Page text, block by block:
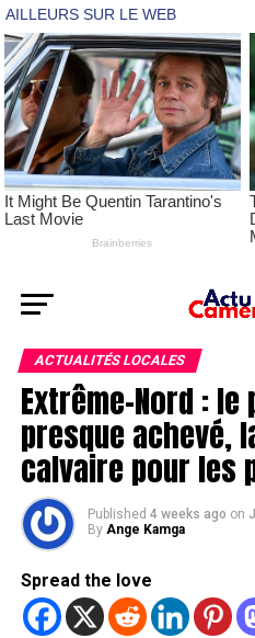
ACTUALITÉS LOCALES
Extrême-Nord :
presque achevé,
calvaire pour les
Published 4 weeks ago on
By Ange Kamga
Spread the love